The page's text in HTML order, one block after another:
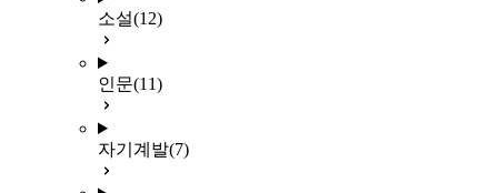
소설(12)
인문(11)
자기계발(7)